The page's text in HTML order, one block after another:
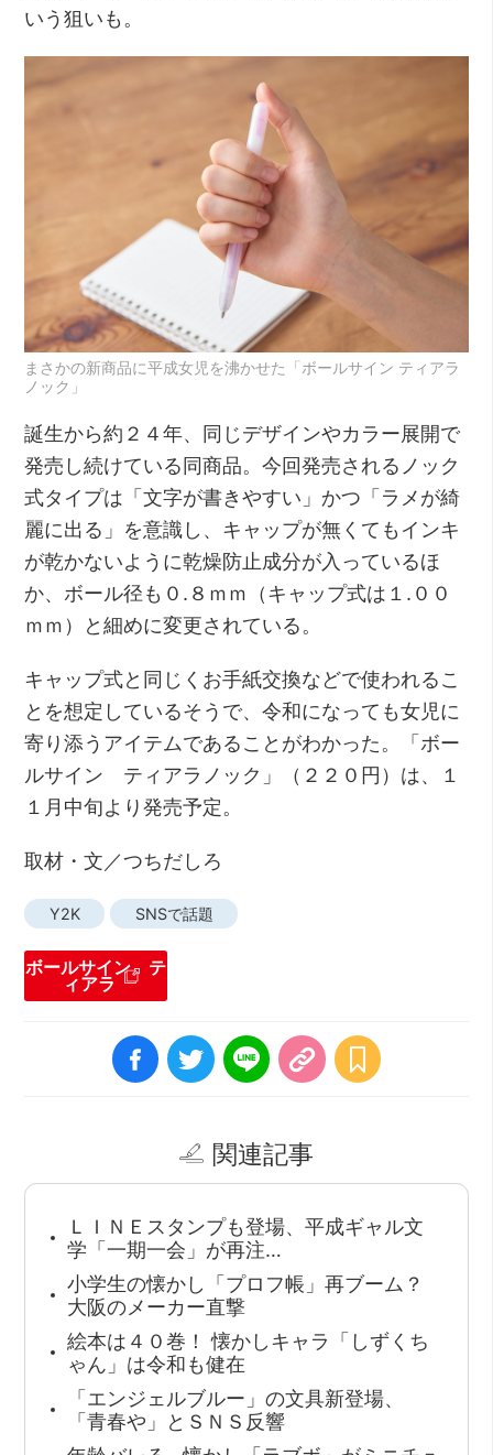
いう狙いも。
まさかの新商品に平成女児を沸かせた「ボールサイン ティアラ
ノック」
誕生から約２４年、同じデザインやカラー展開で
発売し続けている同商品。今回発売されるノック
式タイプは「文字が書きやすい」かつ「ラメが綺
麗に出る」を意識し、キャップが無くてもインキ
が乾かないように乾燥防止成分が入っているほ
か、ボール径も０.８ｍｍ（キャップ式は１.００
ｍｍ）と細めに変更されている。
キャップ式と同じくお手紙交換などで使われるこ
とを想定しているそうで、令和になっても女児に
寄り添うアイテムであることがわかった。「ボー
ルサイン ティアラノック」（２２０円）は、１
１月中旬より発売予定。
取材・文／つちだしろ
Y2K SNSで話題
ボールサイン テ
ィアラ
関連記事
ＬＩＮＥスタンプも登場、平成ギャル文
学「一期一会」が再注…
小学生の懐かし「プロフ帳」再ブーム？
大阪のメーカー直撃
絵本は４０巻！ 懐かしキャラ「しずくち
ゃん」は令和も健在
「エンジェルブルー」の文具新登場、
「青春や」とＳＮＳ反響